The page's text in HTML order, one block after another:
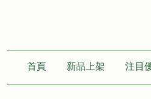
首頁 新品上架 注目